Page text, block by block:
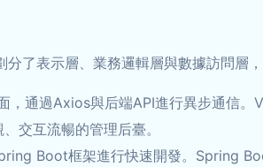
了表示層、業務邏輯層與數據訪問層
，通過Axios與后端API進行異步通信
交互流暢的管理后臺。
Boot框架進行快速開發。Spring